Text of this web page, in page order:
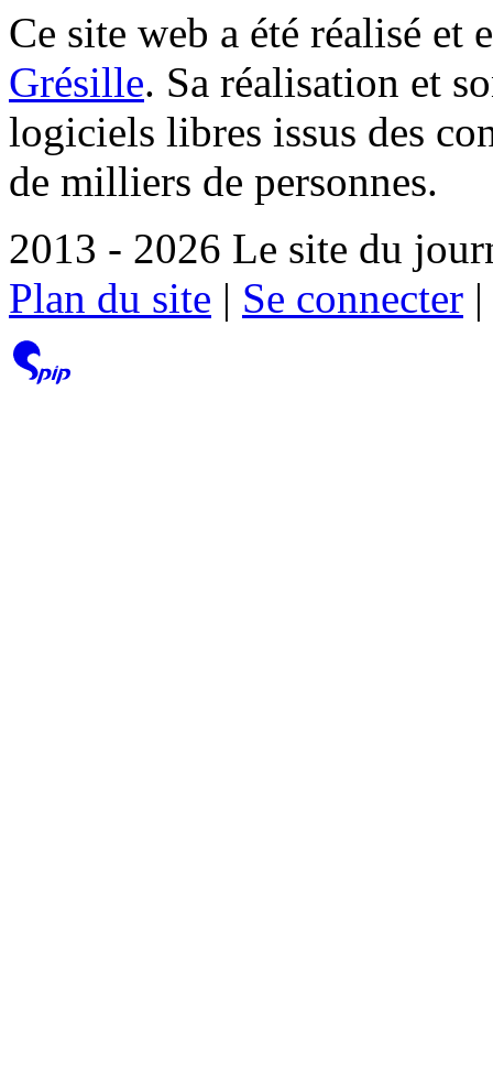
Ce site web a été réalisé et
Grésille. Sa réalisation et
logiciels libres issus des
de milliers de personnes.
2013 - 2026 Le site du
Plan du site | Se connecter |